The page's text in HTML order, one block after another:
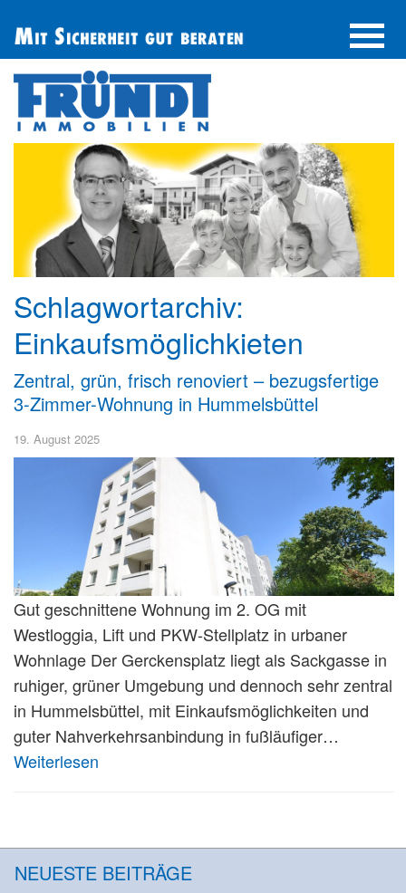
UNTERNEHMEN
IMMOBILIE FINDEN
IMMOBILIE ANBIETEN
BERATUNG
ÜBER UNS
SERVICE
Schlagwortarchiv:
Einkaufsmöglichkieten
Zentral, grün, frisch renoviert – bezugsfertige
3-Zimmer-Wohnung in Hummelsbüttel
19. August 2025
Gut geschnittene Wohnung im 2. OG mit
Westloggia, Lift und PKW-Stellplatz in urbaner
Wohnlage Der Gerckensplatz liegt als Sackgasse in
ruhiger, grüner Umgebung und dennoch sehr zentral
in Hummelsbüttel, mit Einkaufsmöglichkeiten und
guter Nahverkehrsanbindung in fußläufiger…
Weiterlesen
NEUESTE BEITRÄGE